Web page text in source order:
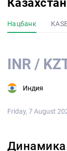
Нацбанк
INR /
Индия
Friday, 7 August
Динамика